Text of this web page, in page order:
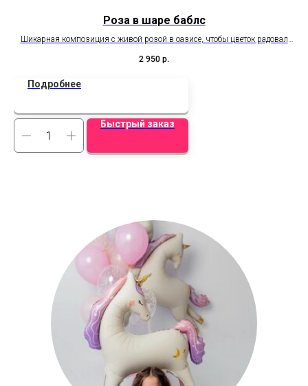
Роза в шаре баблс
Шикарная композиция с живой розой в оазисе, чтобы цветок радовал
2 950 р.
Подробнее
Быстрый заказ